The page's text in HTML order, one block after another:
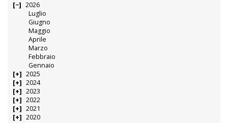
2026
Luglio
Giugno
Maggio
Aprile
Marzo
Febbraio
Gennaio
2025
2024
2023
2022
2021
2020